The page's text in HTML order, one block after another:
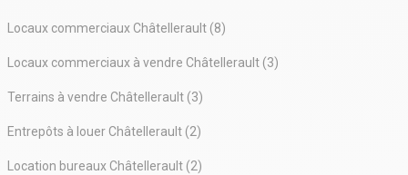
Locaux commerciaux Châtellerault (8)
Locaux commerciaux à vendre Châtellerault (3)
Terrains à vendre Châtellerault (3)
Entrepôts à louer Châtellerault (2)
Location bureaux Châtellerault (2)